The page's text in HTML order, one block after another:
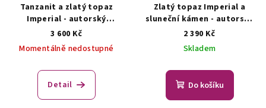
Tanzanit a zlatý topaz
Imperial - autorský
šperk/náhrdelník
PŘÍRODNÍMI KRYSTALY
3 600 Kč
Momentálně nedostupné
Detail
Zlatý topaz Imperial a
sluneční kámen - autorský
šperk, náhrdelník
PŘÍRODNÍMI KRYSTALY
2 390 Kč
Skladem
Do košíku